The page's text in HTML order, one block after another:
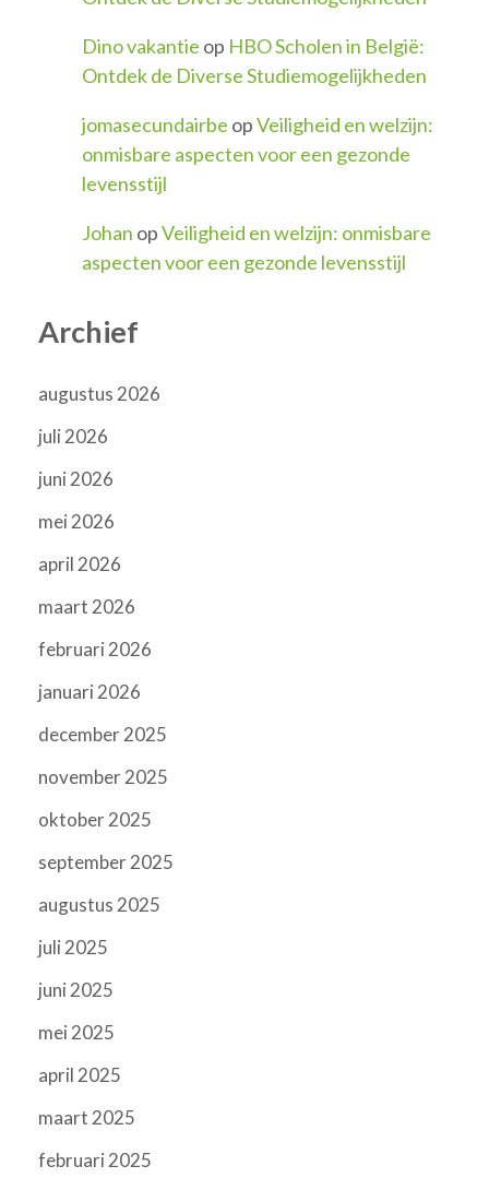
Dino vakantie op HBO Scholen in België:
Ontdek de Diverse Studiemogelijkheden
jomasecundairbe opVeiligheid en welzijn:
onmisbare aspecten voor een gezonde
levensstijl
Johan opVeiligheid en welzijn: onmisbare
aspecten voor een gezonde levensstijl
Archief
augustus 2026
juli 2026
juni 2026
mei 2026
april 2026
maart 2026
februari 2026
januari 2026
december 2025
november 2025
oktober 2025
september 2025
augustus 2025
juli 2025
juni 2025
mei 2025
april 2025
maart 2025
februari 2025